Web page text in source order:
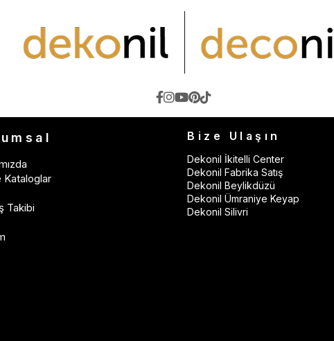
Kataloglar
Takibi
Bize Ulaşın
Dekonil İkitelli Center
Dekonil Fabrika Satış
Dekonil Beylikdüzü
Dekonil Ümraniye Keyap
Dekonil Silivri